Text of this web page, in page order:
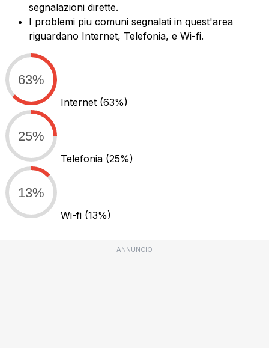
segnalazioni dirette.
I problemi piu comuni segnalati in quest'area
riguardano Internet, Telefonia, e Wi-fi.
63%
Internet (63%)
25%
Telefonia (25%)
13%
Wi-fi (13%)
ANNUNCIO